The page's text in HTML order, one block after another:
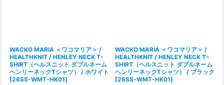
WACKO MARIA ＜ワコマリア＞ /
HEALTHKNIT / HENLEY NECK T-
SHIRT（ヘルスニット ダブルネーム
ヘンリーネックTシャツ） / ホワイト
[26SS-WMT-HK01]
WACKO MARIA ＜ワコマリア＞ /
HEALTHKNIT / HENLEY NECK T-
SHIRT（ヘルスニット ダブルネーム
ヘンリーネックTシャツ） / ブラック
[26SS-WMT-HK01]